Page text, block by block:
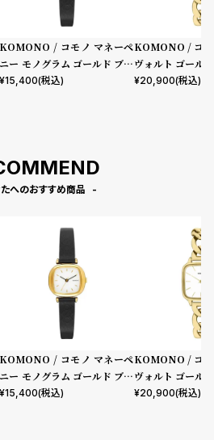
KOMONO / コモノ マネーペ
ニー モノグラム ゴールド ブラ
ック
¥15,400(税込)
KOMONO / コ
ヴォルト ゴールド
¥20,900(税込)
へのおすすめ商品
KOMONO / コモノ マネーペ
ニー モノグラム ゴールド ブラ
ック
¥15,400(税込)
KOMONO / コ
ヴォルト ゴールド
¥20,900(税込)